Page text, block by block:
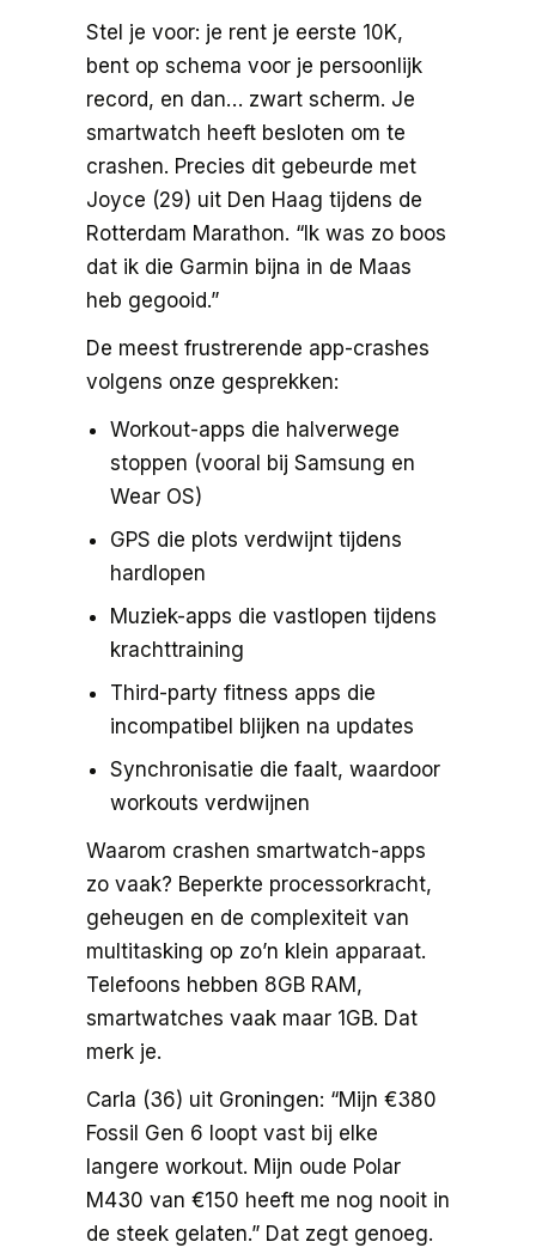
Stel je voor: je rent je eerste 10K,
bent op schema voor je persoonlijk
record, en dan… zwart scherm. Je
smartwatch heeft besloten om te
crashen. Precies dit gebeurde met
Joyce (29) uit Den Haag tijdens de
Rotterdam Marathon. “Ik was zo boos
dat ik die Garmin bijna in de Maas
heb gegooid.”
De meest frustrerende app-crashes
volgens onze gesprekken:
Workout-apps die halverwege
stoppen (vooral bij Samsung en
Wear OS)
GPS die plots verdwijnt tijdens
hardlopen
Muziek-apps die vastlopen tijdens
krachttraining
Third-party fitness apps die
incompatibel blijken na updates
Synchronisatie die faalt, waardoor
workouts verdwijnen
Waarom crashen smartwatch-apps
zo vaak? Beperkte processorkracht,
geheugen en de complexiteit van
multitasking op zo’n klein apparaat.
Telefoons hebben 8GB RAM,
smartwatches vaak maar 1GB. Dat
merk je.
Carla (36) uit Groningen: “Mijn €380
Fossil Gen 6 loopt vast bij elke
langere workout. Mijn oude Polar
M430 van €150 heeft me nog nooit in
de steek gelaten.” Dat zegt genoeg.